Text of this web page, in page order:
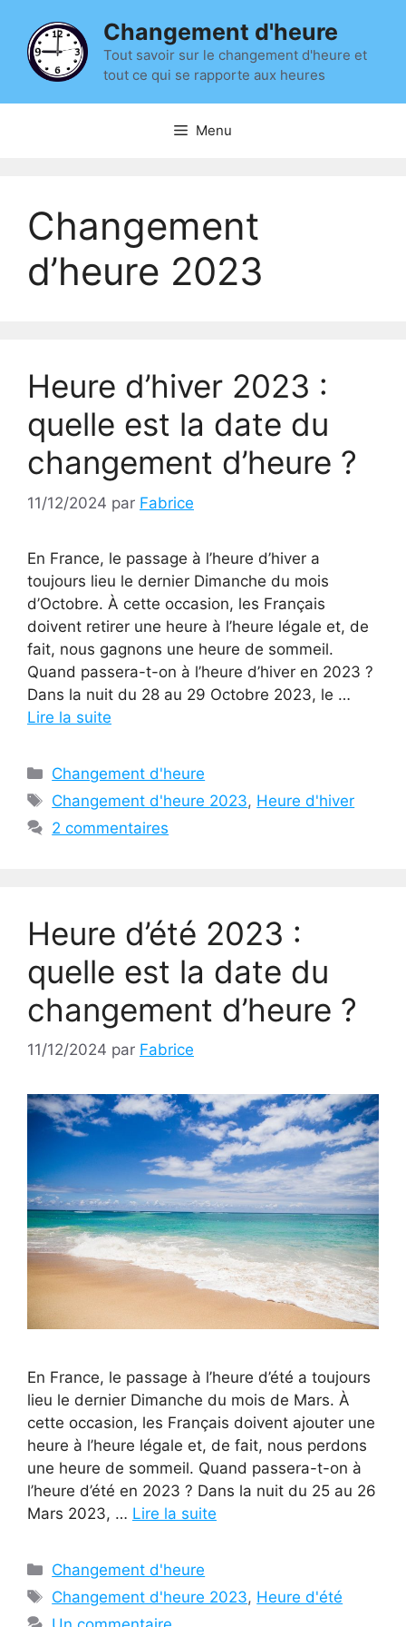
contenu
Changement d'heure
Tout savoir sur le changement d'heure et
tout ce qui se rapporte aux heures
Menu
Changement
d’heure 2023
Heure d’hiver 2023 :
quelle est la date du
changement d’heure ?
11/12/2024 par Fabrice
En France, le passage à l’heure d’hiver a
toujours lieu le dernier Dimanche du mois
d’Octobre. À cette occasion, les Français
doivent retirer une heure à l’heure légale et, de
fait, nous gagnons une heure de sommeil.
Quand passera-t-on à l’heure d’hiver en 2023 ?
Dans la nuit du 28 au 29 Octobre 2023, le …
Lire la suite
Catégories
Changement d'heure
Étiquettes
Changement d'heure 2023, Heure d'hiver
2 commentaires
Heure d’été 2023 :
quelle est la date du
changement d’heure ?
11/12/2024 par Fabrice
En France, le passage à l’heure d’été a toujours
lieu le dernier Dimanche du mois de Mars. À
cette occasion, les Français doivent ajouter une
heure à l’heure légale et, de fait, nous perdons
une heure de sommeil. Quand passera-t-on à
l’heure d’été en 2023 ? Dans la nuit du 25 au 26
Mars 2023, … Lire la suite
Catégories
Changement d'heure
Étiquettes
Changement d'heure 2023, Heure d'été